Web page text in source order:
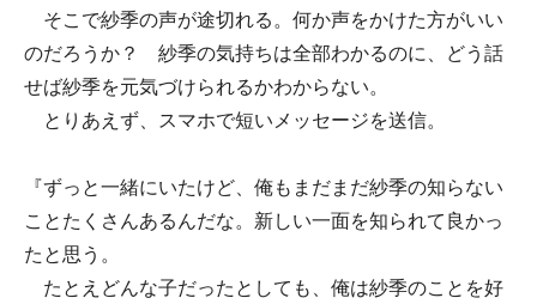
そこで紗季の声が途切れる。何か声をかけた方がいい
のだろうか？ 紗季の気持ちは全部わかるのに、どう話
せば紗季を元気づけられるかわからない。
とりあえず、スマホで短いメッセージを送信。
『ずっと一緒にいたけど、俺もまだまだ紗季の知らない
ことたくさんあるんだな。新しい一面を知られて良かっ
たと思う。
たとえどんな子だったとしても、俺は紗季のことを好